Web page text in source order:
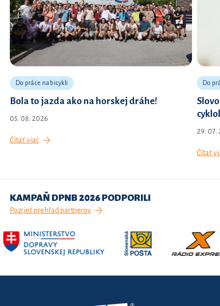
Do práce na bicykli
Bola to jazda ako na horskej dráhe!
05. 08. 2026
Čítať viac
Do
29. 07.
Čítať
KAMPAŇ DPNB 2026 PODPORILI
Pozrieť prehľad partnerov